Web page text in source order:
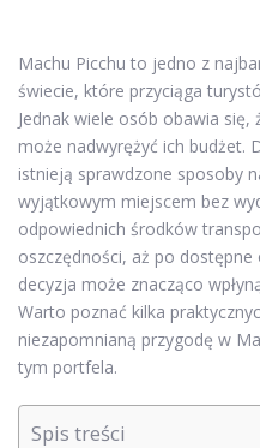
Machu Picchu to jedno z
świecie, które przyciąga
Jednak wiele osób obawia
może nadwyrężyć ich budżet.
istnieją sprawdzone sposoby
wyjątkowym miejscem bez
odpowiednich środków
oszczędności, aż po
decyzja może znacząco
Warto poznać kilka
niezapomnianą przygodę w
tym portfela.
Spis treści